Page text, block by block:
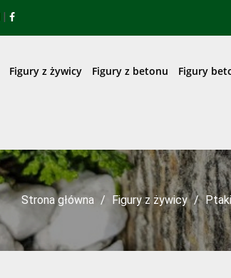
|
Figury z żywicy Figury z betonu Figury
Strona główna Figury z żywicy Ptaki